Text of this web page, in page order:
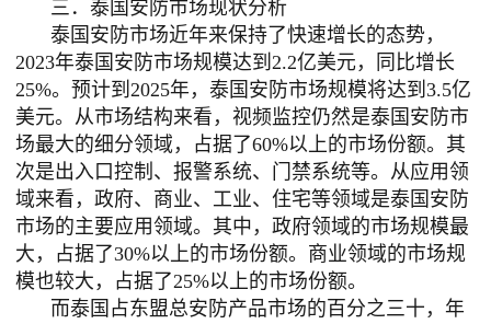
三．泰国安防市场现状分析
泰国安防市场近年来保持了快速增长的态势，
2023年泰国安防市场规模达到2.2亿美元，同比增长
25%。预计到2025年，泰国安防市场规模将达到3.5亿
美元。从市场结构来看，视频监控仍然是泰国安防市
场最大的细分领域，占据了60%以上的市场份额。其
次是出入口控制、报警系统、门禁系统等。从应用领
域来看，政府、商业、工业、住宅等领域是泰国安防
市场的主要应用领域。其中，政府领域的市场规模最
大，占据了30%以上的市场份额。商业领域的市场规
模也较大，占据了25%以上的市场份额。
而泰国占东盟总安防产品市场的百分之三十，年